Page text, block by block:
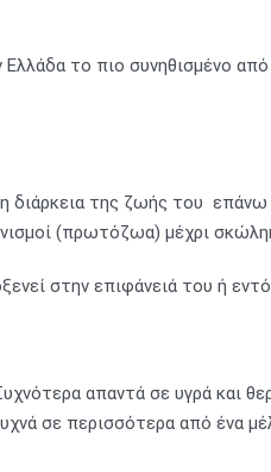
το πιο συνηθισμένο
διάρκεια της ζωής του
(πρωτόζωα) μέχρι
στην επιφάνειά του ή
απαντά σε υγρά και
σε περισσότερα από ένα